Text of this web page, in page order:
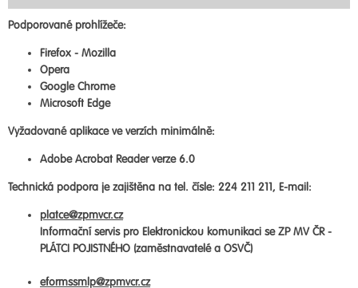
Podporované prohlížeče:
Firefox - Mozilla
Opera
Google Chrome
Microsoft Edge
Vyžadované aplikace ve verzích minimálně:
Adobe Acrobat Reader verze 6.0
Technická podpora je zajištěna na tel. čísle: 224 211 211, E-mail:
platce@zpmvcr.cz
Informační servis pro Elektronickou komunikaci se ZP MV ČR -
PLÁTCI POJISTNÉHO (zaměstnavatelé a OSVČ)
eformssmlp@zpmvcr.cz